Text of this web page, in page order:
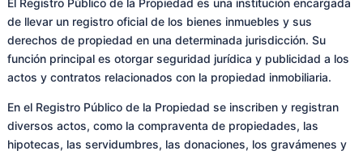
El Registro Público de la Propiedad es una institución encargada
de llevar un registro oficial de los bienes inmuebles y sus
derechos de propiedad en una determinada jurisdicción. Su
función principal es otorgar seguridad jurídica y publicidad a los
actos y contratos relacionados con la propiedad inmobiliaria.
En el Registro Público de la Propiedad se inscriben y registran
diversos actos, como la compraventa de propiedades, las
hipotecas, las servidumbres, las donaciones, los gravámenes y